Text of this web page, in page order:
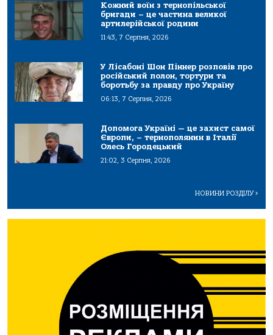
Кожний воїн з тернопільської
бригади – це частина великої
артилерійської родини
11:43, 7 Серпня, 2026
У Лісабоні Шон Піннер розповів про
російський полон, тортури та
боротьбу за правду про Україну
06:13, 7 Серпня, 2026
Допомога Україні — це захист самої
Європи, – тернополянин в Італії
Олесь Городецький
21:02, 3 Серпня, 2026
НОВИНИ РОЗДІЛУ>